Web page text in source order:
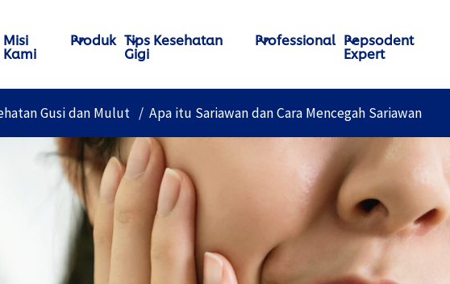
Misi
Kami
Produk Tips Kesehatan
Gigi
Professional Pepsodent
Expert
Gusi dan Mulut Apa itu Sariawan dan Cara Mencegah Sariawan